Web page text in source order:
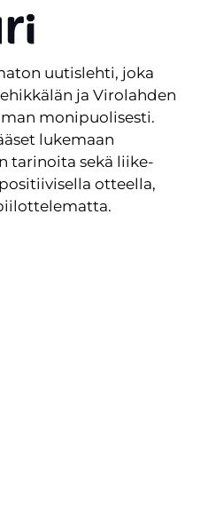
uutislehti, joka
ja Virolahden
monipuolisesti.
lukemaan
tarinoita sekä liike-
otteella,